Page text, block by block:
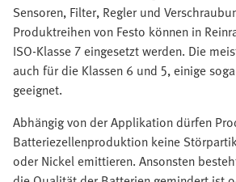
Sensoren, Filter, Regler und
Produktreihen von Festo können in
ISO-Klasse 7 eingesetzt werden. Die
auch für die Klassen 6 und 5, einige
geeignet.
Abhängig von der Applikation dürfen
Batteriezellenproduktion keine
oder Nickel emittieren. Ansonsten